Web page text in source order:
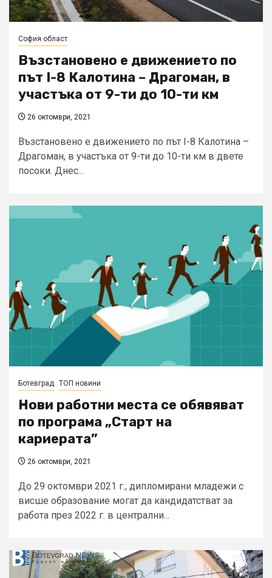
София област
Възстановено е движението по
път I-8 Калотина – Драгоман, в
участъка от 9-ти до 10-ти км
26 октомври, 2021
Възстановено е движението по път I-8 Калотина –
Драгоман, в участъка от 9-ти до 10-ти км в двете
посоки. Днес...
Ботевград ТОП новини
Нови работни места се обявяват
по програма „Старт на
кариерата”
26 октомври, 2021
До 29 октомври 2021 г., дипломирани младежи с
висше образование могат да кандидатстват за
работа през 2022 г. в централни...